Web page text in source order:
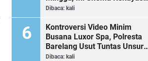
Lalu Lintasnya
Dibaca: kali
Kontroversi Video Minim
Busana Luxor Spa, Polresta
Barelang Usut Tuntas Unsur
Pelanggaran Hukum
Dibaca: kali